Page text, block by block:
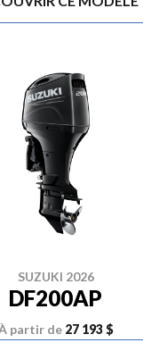
SUZUKI 2026
DF200AP
partir de 27 193 $